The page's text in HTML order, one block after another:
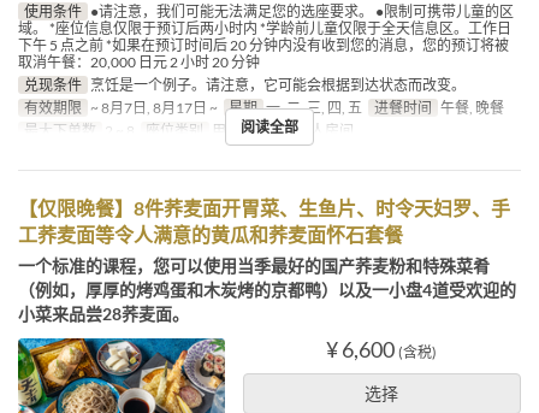
使用条件 ●请注意，我们可能无法满足您的选座要求。 ●限制可携带儿童的区
域。 *座位信息仅限于预订后两小时内 *学龄前儿童仅限于全天信息区。工作日
下午 5 点之前 *如果在预订时间后 20 分钟内没有收到您的消息，您的预订将被
取消午餐：20,000 日元 2 小时 20 分钟
兑现条件 烹饪是一个例子。请注意，它可能会根据到达状态而改变。
有效期限 ~ 8月7日, 8月17日 ~ 星期 一, 二, 三, 四, 五 进餐时间 午餐, 晚餐
最大下单数 2 ~ 8 座位类别 用餐, 柜台桌, 私人房间
阅读全部
【仅限晚餐】8件荞麦面开胃菜、生鱼片、时令天妇罗、手
工荞麦面等令人满意的黄瓜和荞麦面怀石套餐
一个标准的课程，您可以使用当季最好的国产荞麦粉和特殊菜肴
（例如，厚厚的烤鸡蛋和木炭烤的京都鸭）以及一小盘4道受欢迎的
小菜来品尝28荞麦面。
¥ 6,600 (含税)
选择